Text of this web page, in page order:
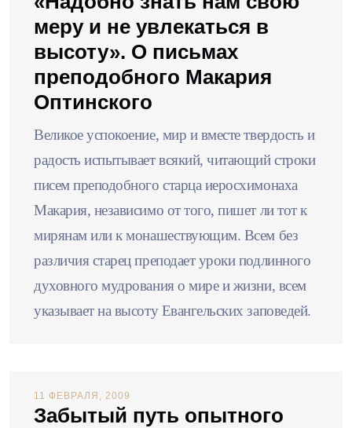
меру и не увлекаться в
высоту». О письмах
преподобного Макария
Оптинского
Великое успокоение, мир и вместе твердость и
радость испытывает всякий, читающий строки
писем преподобного старца иеросхимонаха
Макария, независимо от того, пишет ли тот к
мирянам или к монашествующим. Всем без
различия старец преподает уроки подлинного
духовного мудрования о мире и жизни, всем
указывает на высоту Евангельских заповедей.
11 ФЕВРАЛЯ, 2009
Забытый путь опытного